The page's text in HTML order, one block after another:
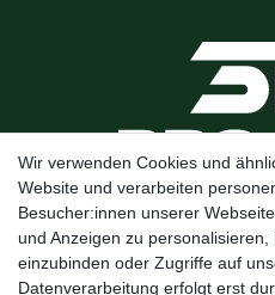
Kanalstraße 5, 95444 Bayreuth·
Wir verwenden Cookies und
Website und verarbeiten
Besucher:innen unserer
und Anzeigen zu
einzubinden oder Zugriffe auf
Datenverarbeitung erfolgt erst